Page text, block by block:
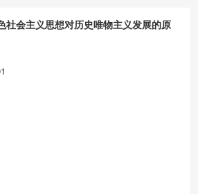
社会主义思想对历史唯物主义发展的原